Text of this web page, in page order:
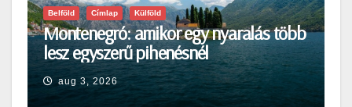
Belföld Címlap Külföld
Montenegró: amikor egy nyaralás több
lesz egyszerű pihenésnél
aug 3, 2026